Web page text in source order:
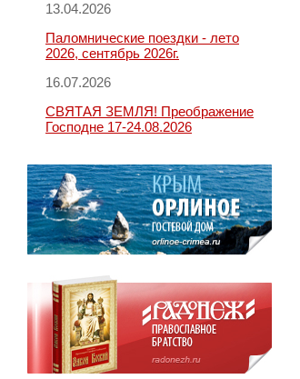
13.04.2026
Паломнические поездки - лето
2026, сентябрь 2026г.
16.07.2026
СВЯТАЯ ЗЕМЛЯ! Преображение
Господне 17-24.08.2026